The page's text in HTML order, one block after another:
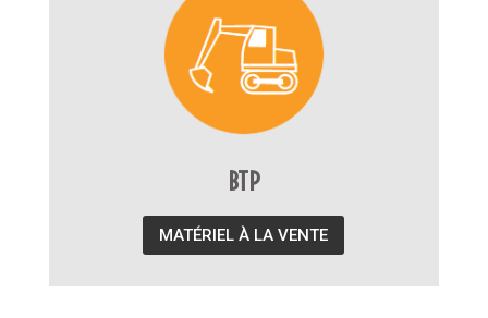
BTP
MATÉRIEL À LA VENTE